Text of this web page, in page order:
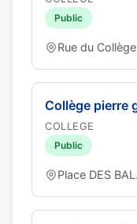
Public
Rue du
Collège pierre
COLLEGE
Public
Place DES